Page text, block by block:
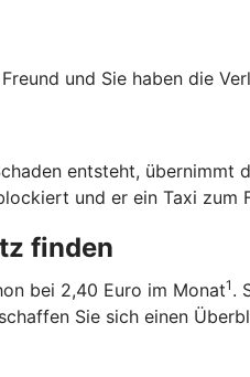
und Sie haben die
entsteht,
und er ein Taxi zum
finden
bei 2,40 Euro im Monat1 .
Sie sich einen